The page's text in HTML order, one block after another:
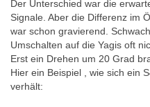
Der Unterschied war die
Signale. Aber die Differenz im
war schon gravierend.
Umschalten auf die Yagis oft
Erst ein Drehen um 20 Grad
Hier ein Beispiel , wie sich ein
verhält: